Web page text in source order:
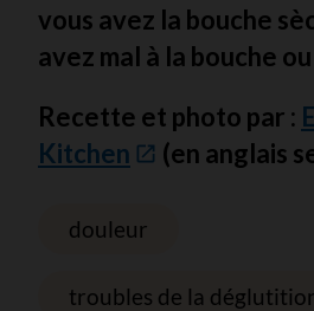
vous avez la bouche
avez mal à la bouche
Recette et photo par :
Kitchen
(en anglais
douleur
troubles de la